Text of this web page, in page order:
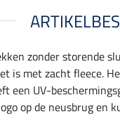
zonder storende
is met zacht fleece.
UV-
op de neusbrug en